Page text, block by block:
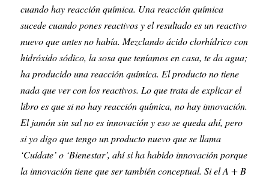
cuando hay reacción química. Una reacción química
sucede cuando pones reactivos y el resultado es un reactivo
nuevo que antes no había. Mezclando ácido clorhídrico con
hidróxido sódico, la sosa que teníamos en casa, te da agua;
ha producido una reacción química. El producto no tiene
nada que ver con los reactivos. Lo que trata de explicar el
libro es que si no hay reacción química, no hay innovación.
El jamón sin sal no es innovación y eso se queda ahí, pero
si yo digo que tengo un producto nuevo que se llama
‘Cuídate’ o ‘Bienestar’, ahí si ha habido innovación porque
la innovación tiene que ser también conceptual. Si el A + B